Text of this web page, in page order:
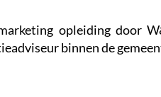
opleiding door
binnen de